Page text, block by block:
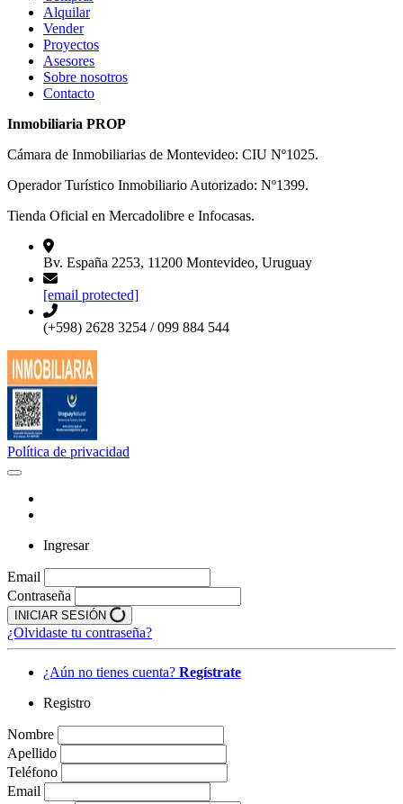
Alquilar
Vender
Proyectos
Asesores
Sobre nosotros
Contacto
Inmobiliaria PROP
Cámara de Inmobiliarias de Montevideo: CIU Nº1025.
Operador Turístico Inmobiliario Autorizado: Nº1399.
Tienda Oficial en Mercadolibre e Infocasas.
Bv. España 2253, 11200 Montevideo, Uruguay
[email protected]
(+598) 2628 3254 / 099 884 544
Política de privacidad
Ingresar
Email
Contraseña
INICIAR SESIÓN
¿Olvidaste tu contraseña?
¿Aún no tienes cuenta? Regístrate
Registro
Nombre
Apellido
Teléfono
Email